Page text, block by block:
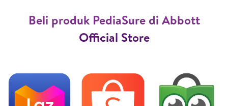
Beli produk PediaSure di Abbott
Official Store